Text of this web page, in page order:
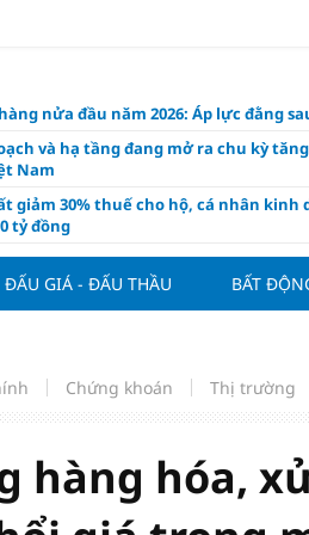
nửa đầu năm 2026: Áp lực đằng
và hạ tầng đang mở ra chu kỳ
Nam
giảm 30% thuế cho hộ, cá nhân kinh
tỷ đồng
hôm nay 7/8: Thị trường lặng sóng
mua nhà tăng cao, thị trường đối
thức đối với tham vọng công nghệ
đấu giá 57 lô đất tại phường Kiến
m2
nghỉ 4 ngày liên tục dịp Ngày Văn hóa
ĐẤU GIÁ - ĐẤU THẦU BẤT
Chứng khoán Thị trường
hàng hóa,